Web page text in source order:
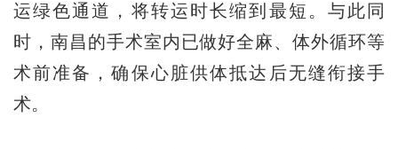
运绿色通道，将转运时长缩到最短。与此同
时，南昌的手术室内已做好全麻、体外循环等
术前准备，确保心脏供体抵达后无缝衔接手
术。